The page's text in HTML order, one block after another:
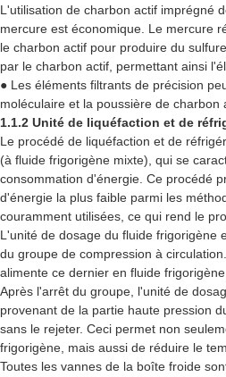
L'utilisation de charbon actif imprégné
mercure est économique. Le mercure
le charbon actif pour produire du
par le charbon actif, permettant ainsi
● Les éléments filtrants de précision
moléculaire et la poussière de charbon
1.1.2 Unité de liquéfaction et de
Le procédé de liquéfaction et de
(à fluide frigorigène mixte), qui se
consommation d'énergie. Ce procédé
d'énergie la plus faible parmi les
couramment utilisées, ce qui rend le
L'unité de dosage du fluide frigorigène
du groupe de compression à
alimente ce dernier en fluide
Après l'arrêt du groupe, l'unité de
provenant de la partie haute pression
sans le rejeter. Ceci permet non
frigorigène, mais aussi de réduire le
Toutes les vannes de la boîte froide